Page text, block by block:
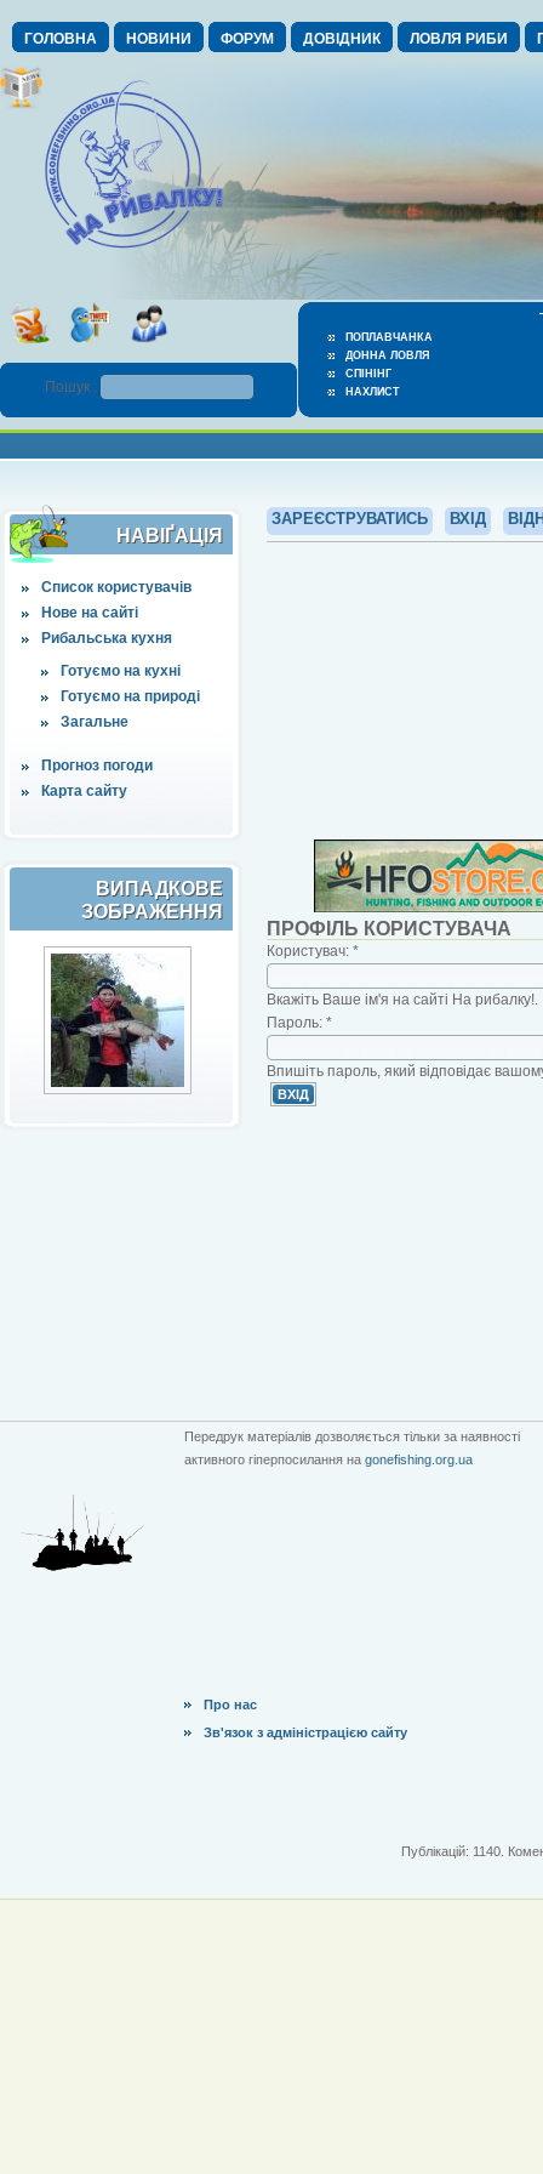
ГОЛОВНА НОВИНИ ФОРУМ ДОВІДНИК ЛОВЛЯ РИБИ
ПОПЛАВЧАНКА
ДОННА ЛОВЛЯ
СПІНІНГ
НАХЛИСТ
Пошук :
НАВІҐАЦІЯ
Список користувачів
Нове на сайті
Рибальська кухня
Готуємо на кухні
Готуємо на природі
Загальне
Прогноз погоди
Карта сайту
ВИПАДКОВЕ
ЗОБРАЖЕННЯ
ЗАРЕЄСТРУВАТИСЬ ВХІД
ПРОФІЛЬ КОРИСТУВАЧА
Користувач: *
Вкажіть Ваше ім'я на сайті На рибалку!.
Пароль: *
Впишіть пароль, який відповідає
Передрук матеріалів дозволяється тільки за наявності
активного гіперпосилання на gonefishing.org.ua
Про нас
Зв'язок з адміністрацією сайту
Публікацій: 1140.